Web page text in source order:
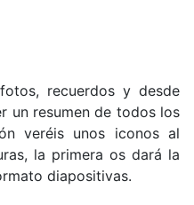
recuerdos y desde
un resumen de todos los
veréis unos iconos al
la primera os dará la
diapositivas.